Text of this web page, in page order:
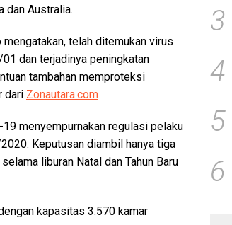
dan Australia.
telah ditemukan virus
dan terjadinya peningkatan
tambahan memproteksi
dari Zonautara.com
menyempurnakan regulasi pelaku
Keputusan diambil hanya tiga
liburan Natal dan Tahun Baru
kapasitas 3.570 kamar
3
4
5
6